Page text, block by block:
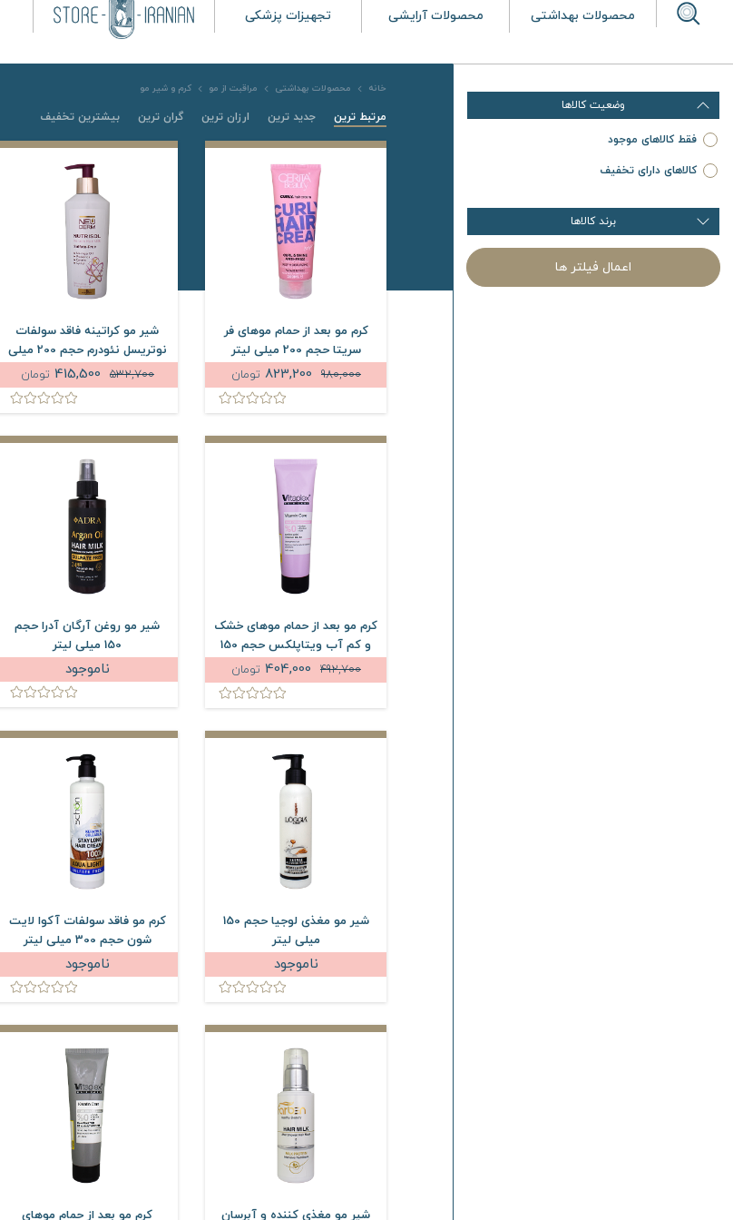
محصولات بهداشتی محصولات آرایشی تجهیزات پزشکی
وضعیت کالاها
فقط کالاهای موجود
کالاهای دارای تخفیف
برند کالاها
اعمال فیلتر ها
خانه محصولات بهداشتی مراقبت از مو کرم و شیر مو
مرتبط ترین جدید ترین ارزان ترین گران ترین بیشترین تخفیف
کرم مو بعد از حمام موهای فر
سریتا حجم 200 میلی لیتر
980,000
تومان
شیر مو کراتینه فاقد سولفات
نوتریسل نئودرم حجم 200 میلی
لیتر
532,700 تومان
کرم مو بعد از حمام موهای خشک
و کم آب ویتاپلکس حجم 150
میلی لیتر 492,700 تومان
شیر مو روغن آرگان آدرا حجم
150 میلی لیتر
ناموجود
شیر مو مغذی لوجیا حجم 150
میلی لیتر
ناموجود
کرم مو فاقد سولفات آکوا لایت
شون حجم 300 میلی لیتر
ناموجود
شیر مو مغذی کننده و آبرسان
کرم مو بعد از حمام موهای